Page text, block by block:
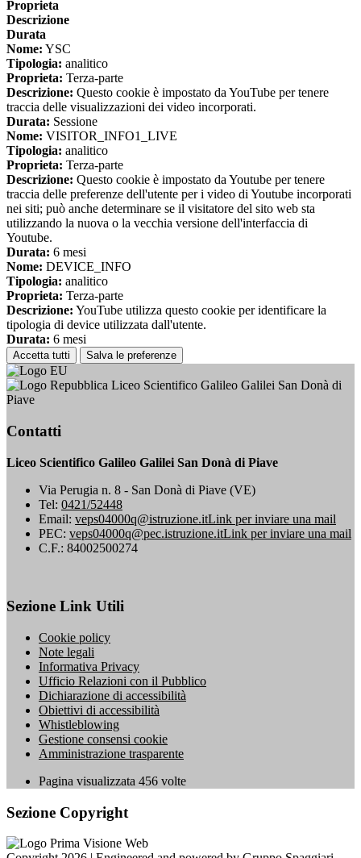
Proprieta
Descrizione
Durata
Nome: YSC
Tipologia: analitico
Proprieta: Terza-parte
Descrizione: Questo cookie è impostato da YouTube per tenere
traccia delle visualizzazioni dei video incorporati.
Durata: Sessione
Nome: VISITOR_INFO1_LIVE
Tipologia: analitico
Proprieta: Terza-parte
Descrizione: Questo cookie è impostato da Youtube per tenere
traccia delle preferenze dell'utente per i video di Youtube incorporati
nei siti; può anche determinare se il visitatore del sito web sta
utilizzando la nuova o la vecchia versione dell'interfaccia di
Youtube.
Durata: 6 mesi
Nome: DEVICE_INFO
Tipologia: analitico
Proprieta: Terza-parte
Descrizione: YouTube utilizza questo cookie per identificare la
tipologia di device utilizzata dall'utente.
Durata: 6 mesi
Accetta tutti Salva le preferenze
Liceo Scientifico Galileo Galilei San Donà di
Piave
Contatti
Liceo Scientifico Galileo Galilei San Donà di Piave
Via Perugia n. 8 - San Donà di Piave (VE)
Tel: 0421/52448
Email: veps04000q@istruzione.itLink per inviare una mail
PEC: veps04000q@pec.istruzione.itLink per inviare una mail
C.F.: 84002500274
Sezione Link Utili
Cookie policy
Note legali
Informativa Privacy
Ufficio Relazioni con il Pubblico
Dichiarazione di accessibilità
Obiettivi di accessibilità
Whistleblowing
Gestione consensi cookie
Amministrazione trasparente
Pagina visualizzata 456 volte
Sezione Copyright